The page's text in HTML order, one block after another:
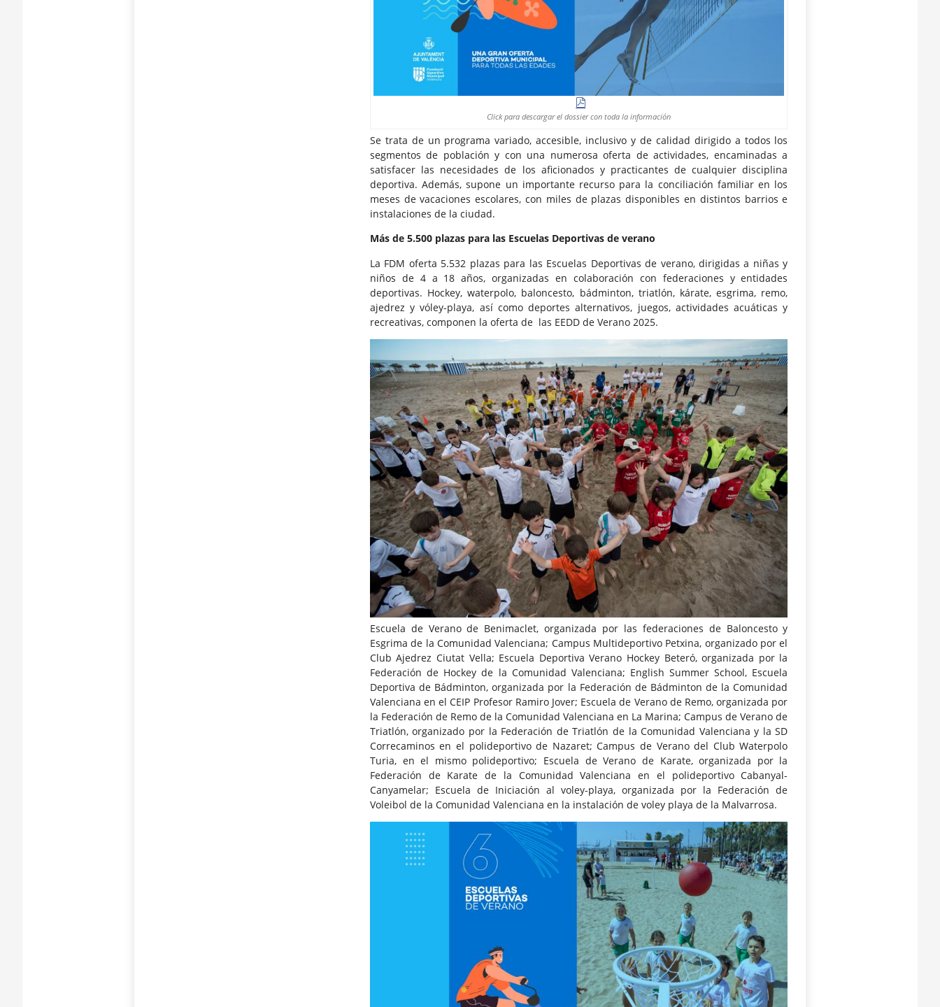
Click para descargar el dossier con toda la información
Se trata de un programa variado, accesible, inclusivo y de calidad dirigido a todos los
segmentos de población y con una numerosa oferta de actividades, encaminadas a
satisfacer las necesidades de los aficionados y practicantes de cualquier disciplina
deportiva. Además, supone un importante recurso para la conciliación familiar en los
meses de vacaciones escolares, con miles de plazas disponibles en distintos barrios e
instalaciones de la ciudad.
Más de 5.500 plazas para las Escuelas Deportivas de verano
La FDM oferta 5.532 plazas para las Escuelas Deportivas de verano, dirigidas a niñas y
niños de 4 a 18 años, organizadas en colaboración con federaciones y entidades
deportivas. Hockey, waterpolo, baloncesto, bádminton, triatlón, kárate, esgrima, remo,
ajedrez y vóley-playa, así como deportes alternativos, juegos, actividades acuáticas y
recreativas, componen la oferta de las EEDD de Verano 2025.
Escuela de Verano de Benimaclet, organizada por las federaciones de Baloncesto y
Esgrima de la Comunidad Valenciana; Campus Multideportivo Petxina, organizado por el
Club Ajedrez Ciutat Vella; Escuela Deportiva Verano Hockey Beteró, organizada por la
Federación de Hockey de la Comunidad Valenciana; English Summer School, Escuela
Deportiva de Bádminton, organizada por la Federación de Bádminton de la Comunidad
Valenciana en el CEIP Profesor Ramiro Jover; Escuela de Verano de Remo, organizada por
la Federación de Remo de la Comunidad Valenciana en La Marina; Campus de Verano de
Triatlón, organizado por la Federación de Triatlón de la Comunidad Valenciana y la SD
Correcaminos en el polideportivo de Nazaret; Campus de Verano del Club Waterpolo
Turia, en el mismo polideportivo; Escuela de Verano de Karate, organizada por la
Federación de Karate de la Comunidad Valenciana en el polideportivo Cabanyal-
Canyamelar; Escuela de Iniciación al voley-playa, organizada por la Federación de
Voleibol de la Comunidad Valenciana en la instalación de voley playa de la Malvarrosa.